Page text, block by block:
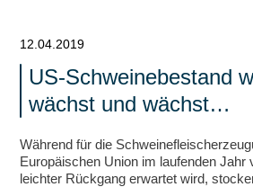
12.04.2019
US-Schweinebestand
wächst und wächst…
Während für die
Europäischen Union im laufenden Jahr
leichter Rückgang erwartet wird,